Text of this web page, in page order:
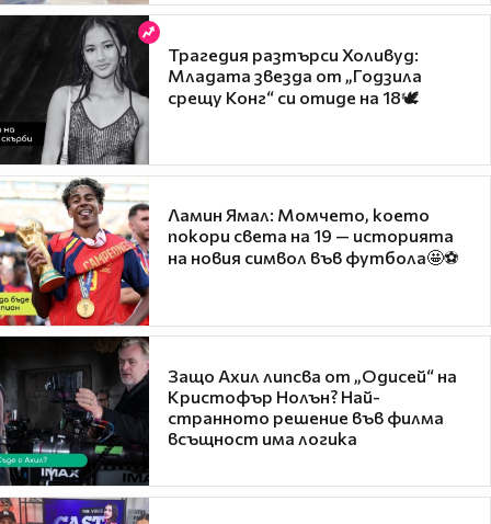
Трагедия разтърси Холивуд:
Младата звезда от „Годзила
срещу Конг“ си отиде на 18🕊️
Ламин Ямал: Момчето, което
покори света на 19 — историята
на новия символ във футбола🤩⚽
Защо Ахил липсва от „Одисей“ на
Кристофър Нолън? Най-
странното решение във филма
всъщност има логика